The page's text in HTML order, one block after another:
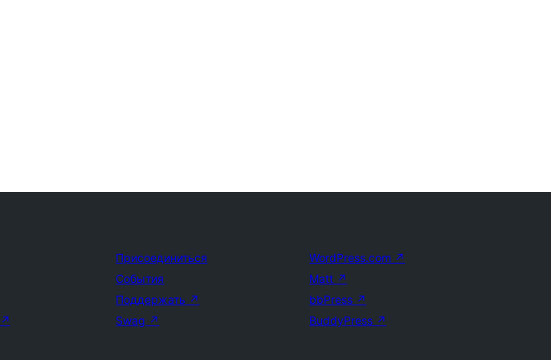
↗
Присоединиться
События
Поддержать ↗
Swag ↗
WordPress.com ↗
Matt ↗
bbPress ↗
BuddyPress ↗